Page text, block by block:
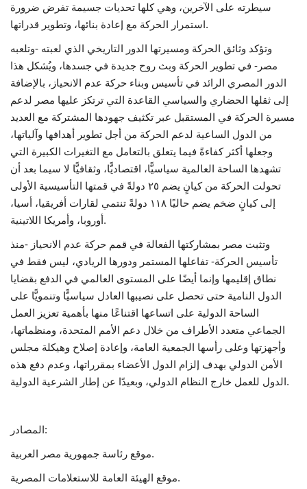
سيطرته على الآخرين، وهي كلها تحديات جسيمة تفرض ضرورة
استمرار الحركة مع إعادة بنائها، وتطوير قدراتها.
وتؤكد وثائق الحركة ومسيرتها الدور التاريخي الذي لعبته‏ -‏وتلعبه
مصر‏-‏ في تطوير الحركة وبث روح جديدة في جسدها‏، ويُشكل هذا
الدور المصري الرائد في تأسيس وبناء حركة عدم الانحياز،‏ بالإضافة
إلى ثقلها الحضاري والسياسي القاعدة التي ترتكز عليها مصر لدعم
مسيرة الحركة في المستقبل عبر تكثيف جهودها المشتركة مع العديد
من الدول الساعية لدعم الحركة من أجل تطوير أهدافها وآلياتها،
وجعلها أكثر كفاءةً فيما يتعلق بالتعامل مع التغيرات الكبيرة التي
تشهدها الساحة العالمية سياسيًّا، اقتصاديًّا، وثقافيًّا لا سيما بعد أن
تحولت الحركة من كيانٍ يضم ٢٥ دولةً في قمتها التأسيسية الأولى
إلى كيانٍ ضخم يضم حاليًا ١١٨ دولةً تنتمي لقارات أفريقيا، أسيا،
أوروبا، وأمريكا اللاتينية.
وتثبت مصر بمشاركتها الفعالة في قمم حركة عدم الانحياز -منذ
تأسيس الحركة- تفاعلها المستمر ودورها الريادي، ليس فقط في
نطاق إقليمها وإنما أيضًا على المستوى العالمي في الدفع بقضايا
الدول النامية حتى تحصل على نصيبها العادل سياسيًّا وتنمويًّا على
الساحة الدولية على اتساعها اقتناعًا منها بأهمية تعزيز العمل
الجماعي متعدد الأطراف من خلال دعم الأمم المتحدة، ومنظماتها،
وأجهزتها وعلى رأسها الجمعية العامة‏،‏ وإعادة إصلاح وهيكلة مجلس
الأمن الدولي بهدف إلزام الدول الأعضاء بمقرراتها‏،‏ وعدم دفع هذه
الدول للعمل خارج النظام الدولي، وبعيدًا عن إطار الشرعية الدولية‏.
المصادر:
موقع رئاسة جمهورية مصر العربية.
موقع الهيئة العامة للاستعلامات المصرية.